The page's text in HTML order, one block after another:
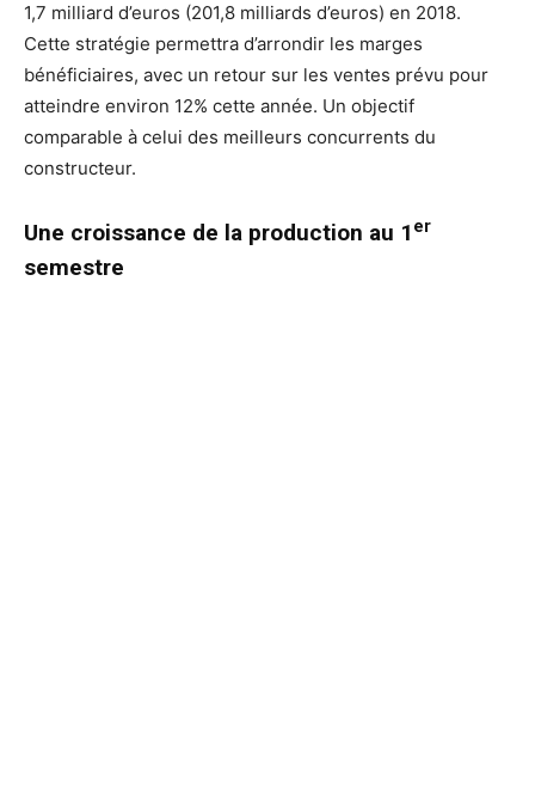
1,7 milliard d’euros (201,8 milliards d’euros) en 2018.
Cette stratégie permettra d’arrondir les marges
bénéficiaires, avec un retour sur les ventes prévu pour
atteindre environ 12% cette année. Un objectif
comparable à celui des meilleurs concurrents du
constructeur.
Une croissance de la production au 1 er
semestre